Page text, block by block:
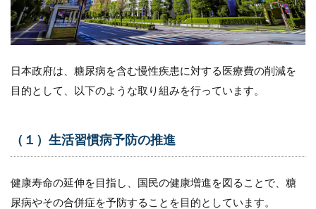
へ
の
ケ
ア
容
9.1
の測定
9.2
（２）
薬剤の
日本政府は、糖尿病を含む慢性疾患に対する医療費の削減を
目的として、以下のような取り組みを行っています。
（１）生活習慣病予防の推進
健康寿命の延伸を目指し、国民の健康増進を図ることで、糖
尿病やその合併症を予防することを目的としています。